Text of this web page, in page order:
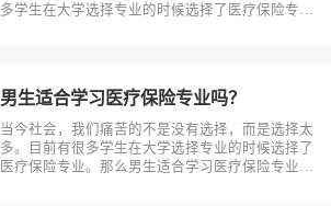
多学生在大学选择专业的时候选择了医疗保险专
么？医疗保险，是指以保险合同约定的医疗?
男生适合学习医疗保险专业吗？
当今社会，我们痛苦的不是没有选择，而是选择太
多。目前有很多学生在大学选择专业的时候选择了
医疗保险专业。那么男生适合学习医疗保险专业